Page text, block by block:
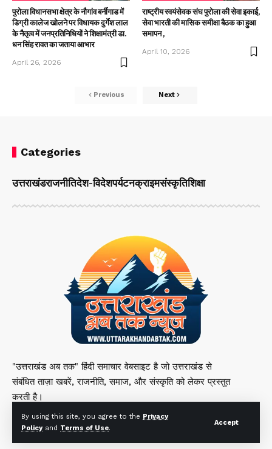
By using this site, you agree to the Privacy
Policyand Terms of Use.
Accept
पुरोला विधानसभा क्षेत्र के नौगांव बर्नीगाड में
डिग्री कालेज खोलने पर विधायक दुर्गेश लाल
के नैतृत्व में जनप्रतिनिधियों ने शिक्षामंत्री डा.
धन सिंह रावत का जताया आभार
April 26, 2026
राष्ट्रीय स्वयंसेवक संघ पुरोला की सेवा इकाई,
सेवा भारती की मासिक समीक्षा बैठक का हुआ
समापन ,
April 10, 2026
Previous Next
Categories
उत्तराखंडराजनीतिदेश-विदेशपर्यटनक्राइमसंस्कृतिशिक्षा
"उत्तराखंड अब तक" हिंदी समाचार वेबसाइट है जो उत्तराखंड से
संबंधित ताज़ा खबरें, राजनीति, समाज, और संस्कृति को लेकर प्रस्तुत
करती है।